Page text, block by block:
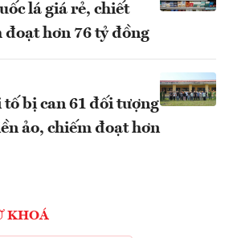
lá giá rẻ, chiết
đoạt hơn 76 tỷ đồng
bị can 61 đối tượng
ảo, chiếm đoạt hơn
KHOÁ